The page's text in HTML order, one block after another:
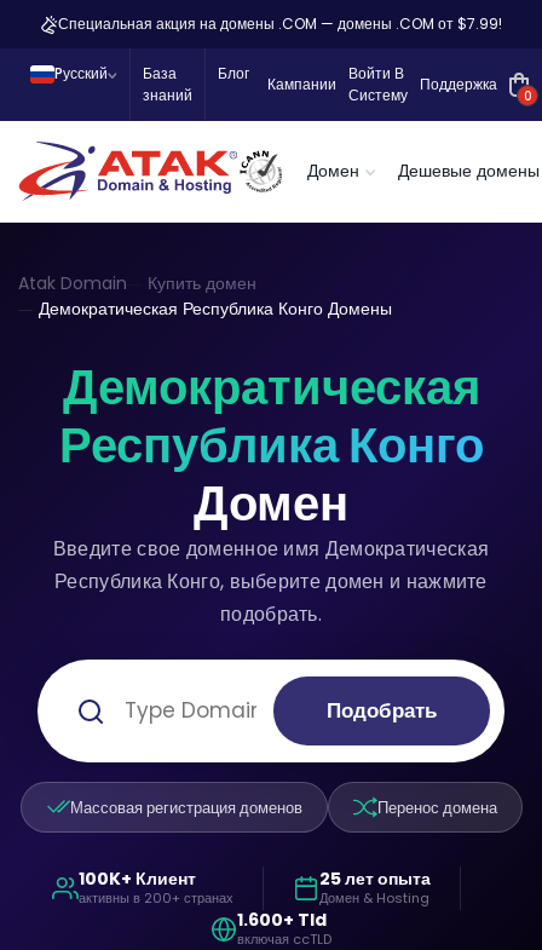
Специальная акция на домены .COM — домены .COM от $7.99!
Pусский
База
знаний
Блог
Кампании
Войти В
Систему
Поддержка
0
Домен Дешевые домены
Atak Domain
Купить домен
Демократическая Республика Конго Домены
Демократическая
Республика Конго
Домен
Введите свое доменное имя Демократическая
Республика Конго, выберите домен и нажмите
подобрать.
Подобрать
Массовая регистрация доменов Перенос домена
100K+ Клиент
активны в 200+ странах
25 лет опыта
Домен & Hosting
1.600+ Tld
включая ccTLD